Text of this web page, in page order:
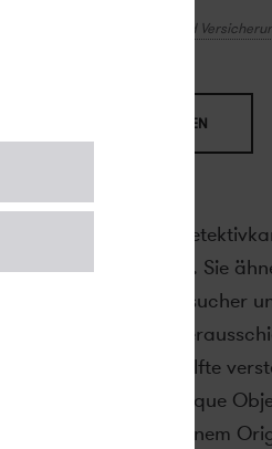
Abwicklung, Versand und
IN DEN EINKAUFSWAGEN
Sehr seltene Stereo-
im Push-Pull-Magazin. Sie
Okular ist der Winkelsucher
dient als Griff zum
das in der zweiten Hälfte
Anastigmat Symmetrique
atemberaubend schönem